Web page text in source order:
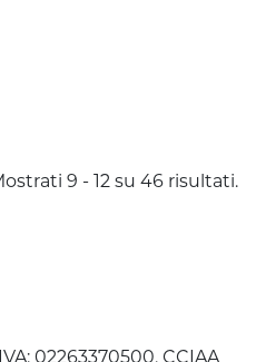
9 - 12 su 46 risultati.